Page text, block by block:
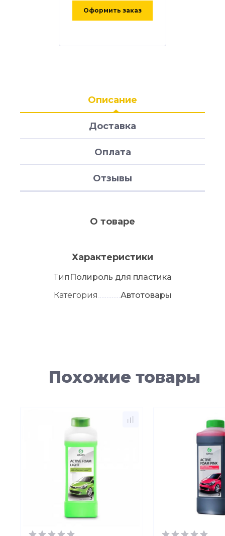
Оформить заказ
Описание
Доставка
Оплата
Отзывы
О товаре
Характеристики
Тип Полироль для пластика
Категория
Автотовары
Похожие товары